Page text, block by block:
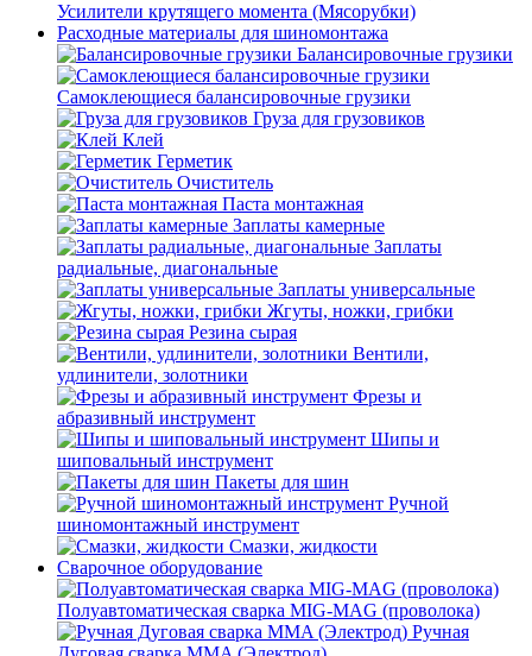
Усилители крутящего момента (Мясорубки)
Расходные материалы для шиномонтажа
Балансировочные грузики
Самоклеющиеся балансировочные грузики
Груза для грузовиков
Клей
Герметик
Очиститель
Паста монтажная
Заплаты камерные
Заплаты
радиальные, диагональные
Заплаты универсальные
Жгуты, ножки, грибки
Резина сырая
Вентили,
удлинители, золотники
Фрезы и
абразивный инструмент
Шипы и
шиповальный инструмент
Пакеты для шин
Ручной
шиномонтажный инструмент
Смазки, жидкости
Сварочное оборудование
Полуавтоматическая сварка MIG-MAG (проволока)
Ручная